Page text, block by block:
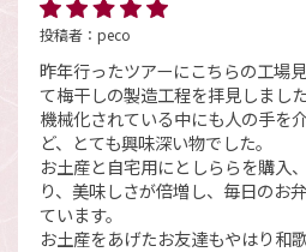
投稿者： peco
昨年行ったツアーにこちらの工場
て梅干しの製造工程を拝見しました
機械化されている中にも人の手を
ど、とても興味深い物でした。
お土産と自宅用にとしららを購入
り、美味しさが倍増し、毎日のお
ています。
お土産をあげたお友達もやはり和